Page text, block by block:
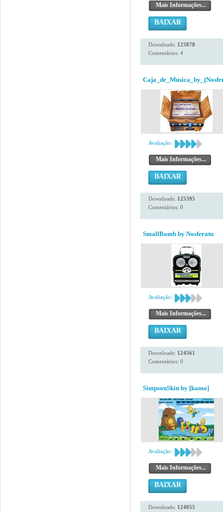
Mais Informações...
BAIXAR
Downloads: 125878
Comentários: 4
Avaliação:
Mais Informações...
BAIXAR
Downloads: 125395
Comentários: 0
SmallBomb by Nosferatu
Avaliação:
Mais Informações...
BAIXAR
Downloads: 124561
Comentários: 0
SimpsonSkin by [kamo]
Avaliação:
Mais Informações...
BAIXAR
Downloads: 124055